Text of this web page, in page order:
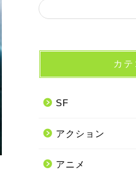
カ
SF
アクション
アニメ